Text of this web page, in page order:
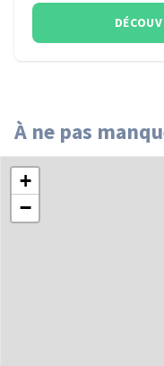
À ne pas
+
−